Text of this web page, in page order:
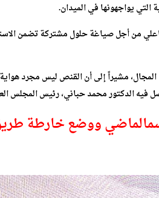
التي يواجهونها في الميدان.
من أجل صياغة حلول مشتركة تضمن
مشيراً إلى أن القنص ليس مجرد
فيه الدكتور محمد حباني، رئيس المجلس